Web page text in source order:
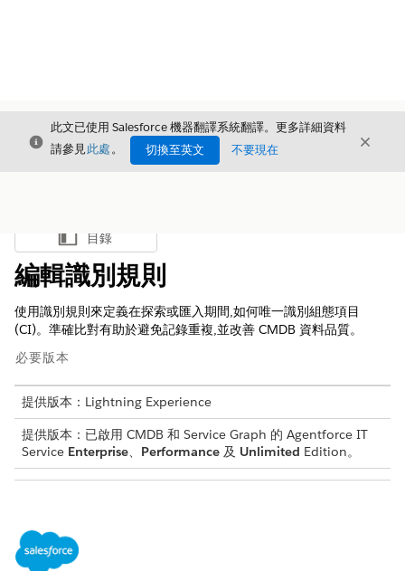
結束
此文已使用 Salesforce 機器翻譯系統翻譯。更多詳細資料
請參見此處。 切換至英文 不要現在 結束
顯示目錄
目錄
編輯識別規則
使用識別規則來定義在探索或匯入期間,如何唯一識別組態項目
(CI)。準確比對有助於避免記錄重複,並改善 CMDB 資料品質。
必要版本
提供版本：Lightning Experience
提供版本：已啟用 CMDB 和 Service Graph 的 Agentforce IT
Service Enterprise、 Performance 及 Unlimited Edition。
若要在組態項目類型中建立或
編輯識別規則: